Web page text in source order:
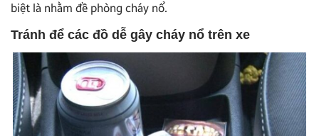
biệt là nhằm đề phòng cháy nổ.
Tránh để các đồ dễ gây cháy nổ trên xe